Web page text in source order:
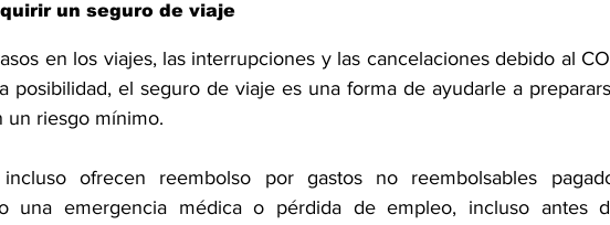
un seguro de viaje
en los viajes, las interrupciones y las cancelaciones debido al
posibilidad, el seguro de viaje es una forma de ayudarle a
un riesgo mínimo.
ofrecen reembolso por gastos no reembolsables
una emergencia médica o pérdida de empleo, incluso antes